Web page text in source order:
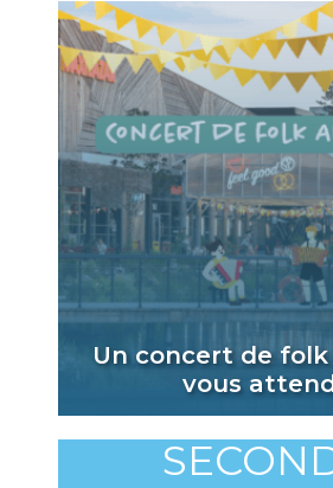
Un concert de folk
vous